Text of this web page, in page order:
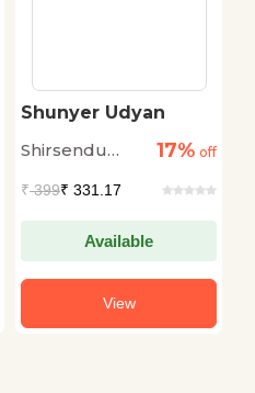
Shunyer Udyan
Shirsendu
17% off
₹399₹ 331.17
Available
View